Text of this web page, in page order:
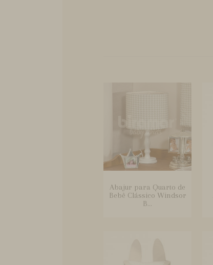
Abajur para Quarto de
Bebê Clássico Windsor
B...